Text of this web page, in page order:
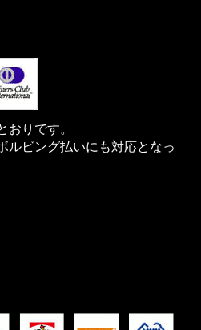
りです。
ルビング払いにも対応となっ